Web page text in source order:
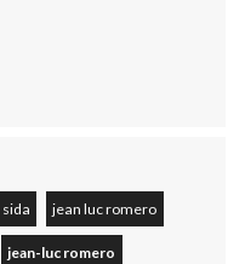
sida jean luc romero
jean-luc romero